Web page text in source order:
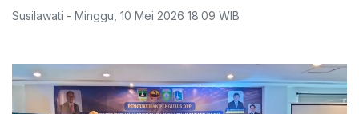
Susilawati - Minggu 10 Mei 2026 18:09 WIB